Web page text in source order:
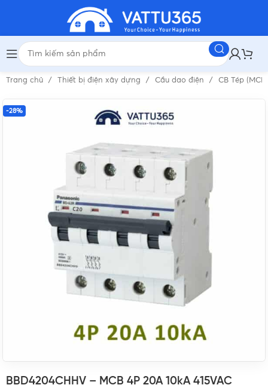
Trang chủ Thiết bị điện xây dựng Cầu dao điện CB Tép
-28%
BBD4204CHHV – MCB 4P 20A 10kA 415VAC